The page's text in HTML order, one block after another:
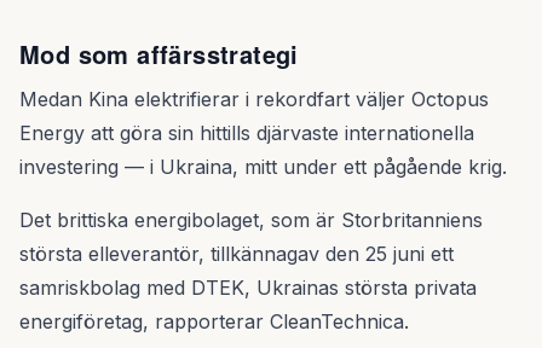
Mod som affärsstrategi
Medan Kina elektrifierar i rekordfart väljer Octopus
Energy att göra sin hittills djärvaste internationella
investering — i Ukraina, mitt under ett pågående krig.
Det brittiska energibolaget, som är Storbritanniens
största elleverantör, tillkännagav den 25 juni ett
samriskbolag med DTEK, Ukrainas största privata
energiföretag, rapporterar CleanTechnica.